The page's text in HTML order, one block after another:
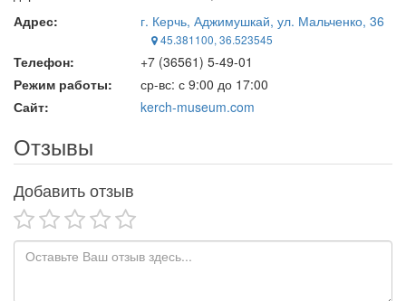
Адрес:
г. Керчь, Аджимушкай, ул. Мальченко, 36
45.381100, 36.523545
Телефон:
+7 (36561) 5-49-01
Режим работы:
ср-вс: с 9:00 до 17:00
Сайт:
kerch-museum.com
Отзывы
Добавить отзыв